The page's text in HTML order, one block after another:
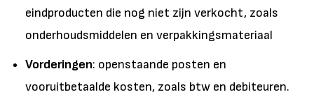
eindproducten die nog niet zijn verkocht, zoals
onderhoudsmiddelen en verpakkingsmateriaal
Vorderingen: openstaande posten en
vooruitbetaalde kosten, zoals btw en debiteuren.